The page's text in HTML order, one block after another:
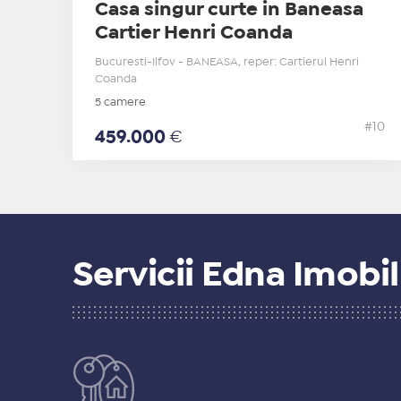
Casa singur curte in Baneasa
Cartier Henri Coanda
Bucuresti-Ilfov - BANEASA, reper: Cartierul Henri
Coanda
5 camere
459.000 €
#10
Servicii Edna